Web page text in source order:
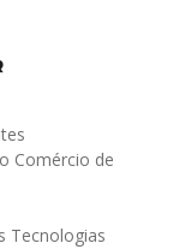
Comércio de
Tecnologias